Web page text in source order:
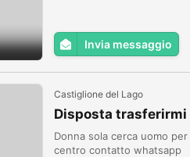
Invia messaggio
Castiglione del Lago
Disposta trasferirmi
Donna sola cerca uomo
centro contatto whatsapp